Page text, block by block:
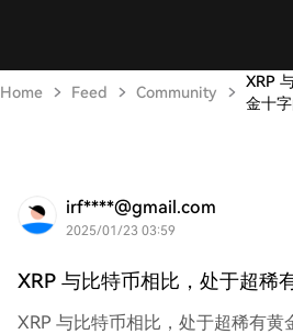
Home Feed Community
XRP
金十
irf****@gmail.com
2025/01/23 03:59
XRP 与比特币相比，处于超稀
XRP 与比特币相比，处于超稀有黄